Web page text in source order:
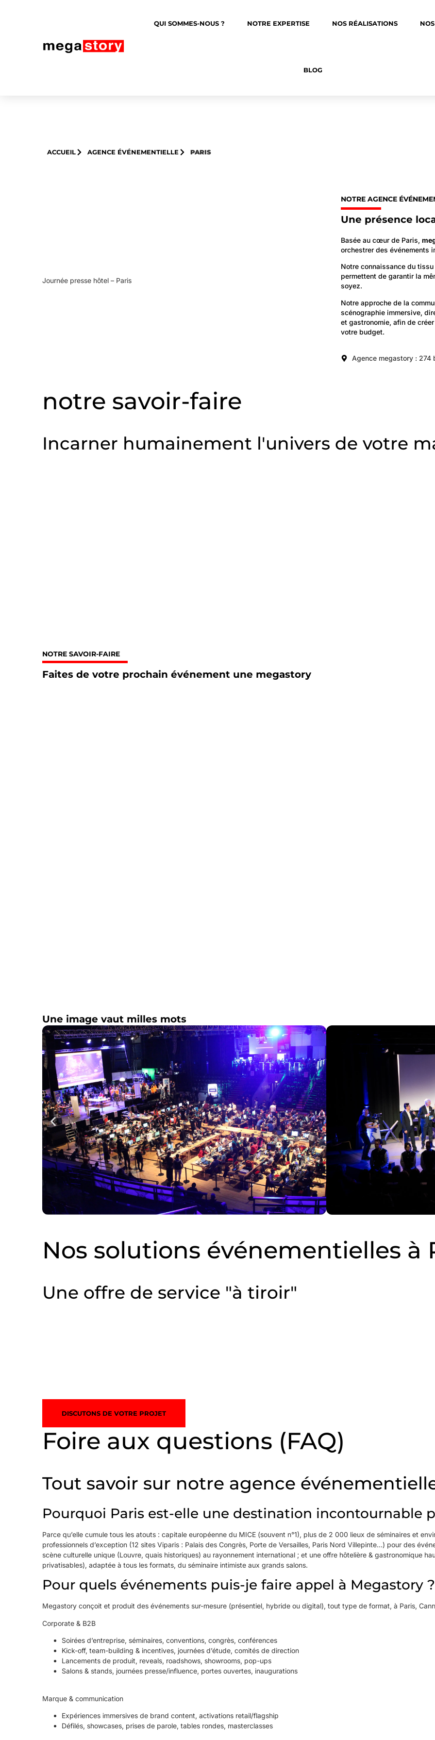
QUI SOMMES-NOUS ? NOTRE EXPERTISE NOS RÉALISATIONS
BLOG
ACCUEIL AGENCE ÉVÉNEMENTIELLE PARIS
Journée presse hôtel – Paris
NOTRE AGENCE
Une présence
Basée au cœur de Paris,
orchestrer des événements
Notre connaissance du
permettent de garantir la
soyez.
Notre approche de la
scénographie immersive,
et gastronomie, afin de
votre budget.
Agence megastory : 274
notre savoir-faire
Incarner humainement l'univers de votre
NOTRE SAVOIR-FAIRE
Faites de votre prochain événement une megastory
Une image vaut milles mots
Nos solutions événementielles à
Une offre de service "à tiroir"
DISCUTONS DE VOTRE PROJET
Foire aux questions (FAQ)
Tout savoir sur notre agence
Pourquoi Paris est-elle une destination incontournable
Parce qu’elle cumule tous les atouts : capitale européenne du MICE (souvent n°1), plus de 2 000 lieux de séminaires et
professionnels d’exception (12 sites Viparis : Palais des Congrès, Porte de Versailles, Paris Nord Villepinte…) pour des
scène culturelle unique (Louvre, quais historiques) au rayonnement international ; et une offre hôtelière & gastronomique
privatisables), adaptée à tous les formats, du séminaire intimiste aux grands salons.
Pour quels événements puis-je faire appel à Megastory ?
Megastory conçoit et produit des événements sur-mesure (présentiel, hybride ou digital), tout type de format, à Paris,
Corporate & B2B
Soirées d’entreprise, séminaires, conventions, congrès, conférences
Kick-off, team-building & incentives, journées d’étude, comités de direction
Lancements de produit, reveals, roadshows, showrooms, pop-ups
Salons & stands, journées presse/influence, portes ouvertes, inaugurations
Marque & communication
Expériences immersives de brand content, activations retail/flagship
Défilés, showcases, prises de parole, tables rondes, masterclasses